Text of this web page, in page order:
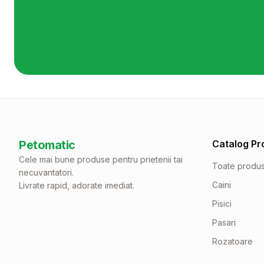
Petomatic
Cele mai bune produse pentru prietenii tai
necuvantatori.
Livrate rapid, adorate imediat.
Catalog
Toate
Caini
Pisici
Pasari
Rozatoare